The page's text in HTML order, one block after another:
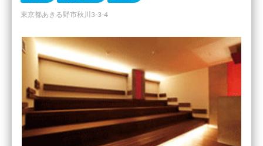
東京都あきる野市秋川3-3-4